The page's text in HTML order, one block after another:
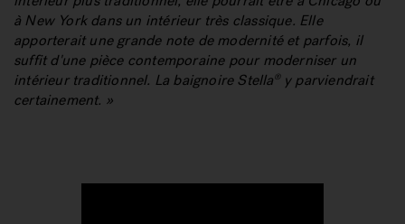
à New York dans un intérieur très classique. Elle
apporterait une grande note de modernité et parfois, il
suffit d'une pièce contemporaine pour moderniser un
intérieur traditionnel. La baignoire Stella®y parviendrait
certainement. »